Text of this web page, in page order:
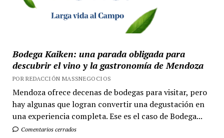
Bodega Kaiken: una parada obligada para
descubrir el vino y la gastronomía de Mendoza
POR REDACCIÓN MASSNEGOCIOS
Mendoza ofrece decenas de bodegas para visitar, pero
hay algunas que logran convertir una degustación en
una experiencia completa. Ese es el caso de Bodega...
Comentarios cerrados